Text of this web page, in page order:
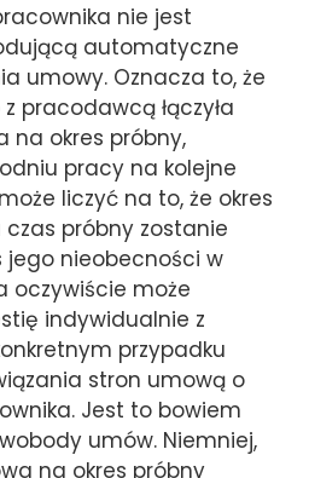
nie jest
automatyczne
umowy. Oznacza to, że
pracodawcą łączyła
na okres próbny,
pracy na kolejne
liczyć na to, że okres
próbny zostanie
jego nieobecności w
oczywiście może
indywidualnie z
przypadku
stron umową o
Jest to bowiem
umów. Niemniej,
na okres próbny